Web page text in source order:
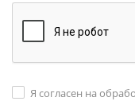
Я согласен на